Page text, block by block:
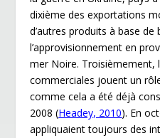
dixième des exportations
d’autres produits à base de
l’approvisionnement en
mer Noire. Troisièmement,
commerciales jouent un
comme cela a été déjà
2008 (Headey, 2010). En
appliquaient toujours des